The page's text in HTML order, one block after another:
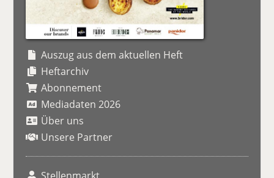
Auszug aus dem aktuellen Heft
Heftarchiv
Abonnement
Mediadaten 2026
Über uns
Unsere Partner